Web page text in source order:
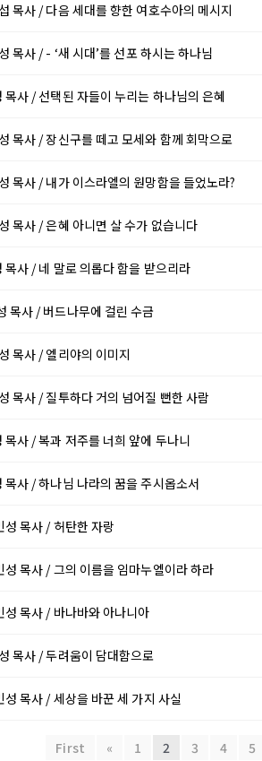
목사 / 다음 세대를 향한 여호수아의 메시지
목사 / - ‘새 시대’를 선포 하시는 하나님
사 / 선택된 자들이 누리는 하나님의 은혜
목사 / 장신구를 떼고 모세와 함께 회막으로
목사 / 내가 이스라엘의 원망함을 들었노라?
목사 / 은혜 아니면 살 수가 없습니다
사 / 네 말로 의롭다 함을 받으리라
목사 / 버드나무에 걸린 수금
목사 / 엘리야의 이미지
목사 / 질투하다 거의 넘어질 뻔한 사람
사 / 복과 저주를 너희 앞에 두나니
사 / 하나님 나라의 꿈을 주시옵소서
목사 / 허탄한 자랑
목사 / 그의 이름을 임마누엘이라 하라
목사 / 바나바와 아나니아
목사 / 두려움이 담대함으로
목사 / 세상을 바꾼 세 가지 사실
First « 1 2 3 4 5